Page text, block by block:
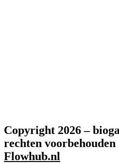
Copyright 2026 –
rechten
Flowhub.nl